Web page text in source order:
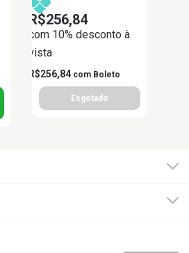
R$256,84
com 10% desconto à
vista
R$256,84 com Boleto